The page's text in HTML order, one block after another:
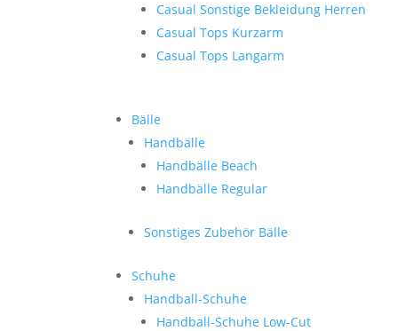
Casual Sonstige Bekleidung Herren
Casual Tops Kurzarm
Casual Tops Langarm
Bälle
Handbälle
Handbälle Beach
Handbälle Regular
Sonstiges Zubehör Bälle
Schuhe
Handball-Schuhe
Handball-Schuhe Low-Cut